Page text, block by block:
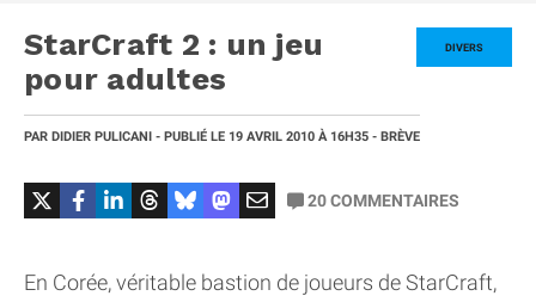
DIVERS
StarCraft 2 : un jeu
pour adultes
PAR DIDIER PULICANI - PUBLIÉ LE 19 AVRIL 2010 À 16H35 - BRÈVE
20COMMENTAIRES
En Corée, véritable bastion de joueurs de StarCraft,